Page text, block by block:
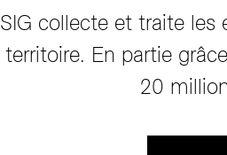
SIG collecte et traite les
territoire. En partie
20